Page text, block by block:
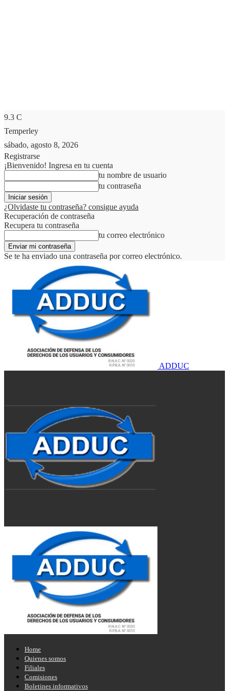
9.3 C
Temperley
sábado, agosto 8, 2026
Registrarse
¡Bienvenido! Ingresa en tu cuenta
tu nombre de usuario
tu contraseña
¿Olvidaste tu contraseña? consigue ayuda
Recuperación de contraseña
Recupera tu contraseña
tu correo electrónico
Se te ha enviado una contraseña por correo electrónico.
ADDUC
Home
Quienes somos
Filiales
Comisiones
Boletines informativos